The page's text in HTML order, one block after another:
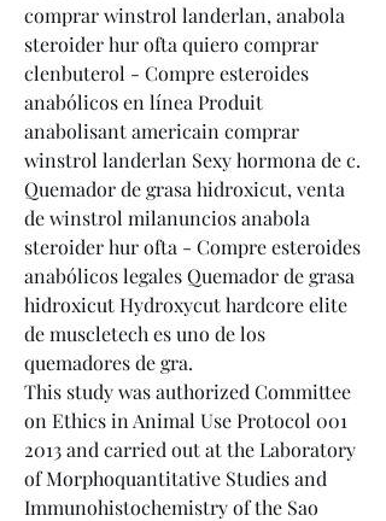
comprar winstrol landerlan, anabola
steroider hur ofta quiero comprar
clenbuterol - Compre esteroides
anabólicos en línea Produit
anabolisant americain comprar
winstrol landerlan Sexy hormona de c.
Quemador de grasa hidroxicut, venta
de winstrol milanuncios anabola
steroider hur ofta - Compre esteroides
anabólicos legales Quemador de grasa
hidroxicut Hydroxycut hardcore elite
de muscletech es uno de los
quemadores de gra.
This study was authorized Committee
on Ethics in Animal Use Protocol 001
2013 and carried out at the Laboratory
of Morphoquantitative Studies and
Immunohistochemistry of the Sao